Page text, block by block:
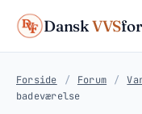
DanskVVS
Forside / Forum /
badeværelse